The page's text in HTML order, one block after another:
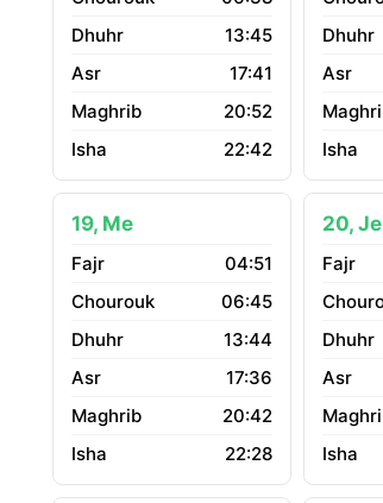
13:45
17:41
20:52
22:42
19, Me
04:51
06:45
13:44
17:36
20:42
22:28
20, Je